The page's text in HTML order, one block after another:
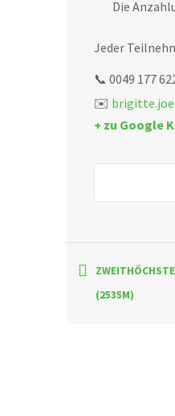
Die
Jeder
📞 0049 177
✉️
+ zu Google
(2535M)